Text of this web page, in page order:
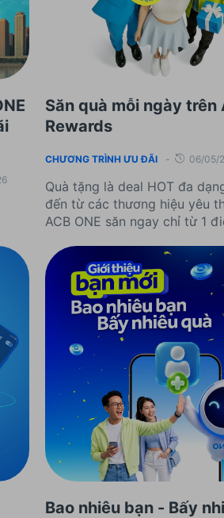
Săn quà mỗi ngày trên
Rewards
CHƯƠNG TRÌNH ƯU ĐÃI - 06/05/
Quà tặng là deal HOT đa
đến từ các thương hiệu yêu
ACB ONE săn ngay chỉ từ 1
Bao nhiêu bạn - Bấy